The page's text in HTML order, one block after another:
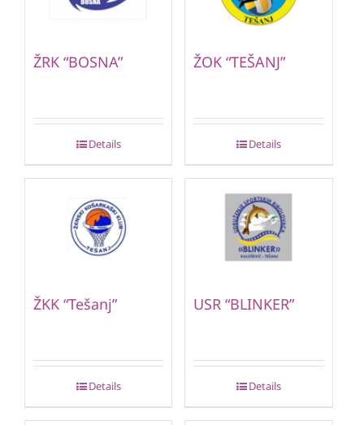
ŽRK “BOSNA”
Details
ŽOK “TEŠANJ”
Details
ŽKK “Tešanj”
Details
USR “BLINKER”
Details